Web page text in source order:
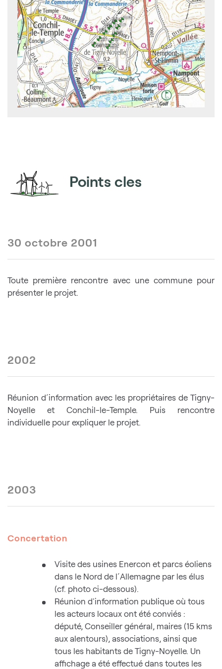
Points cles
30 octobre 2001
Toute première rencontre avec une commune pour
présenter le projet.
2002
Réunion d´information avec les propriétaires de Tigny-
Noyelle et Conchil-le-Temple. Puis rencontre
individuelle pour expliquer le projet.
2003
Concertation
Visite des usines Enercon et parcs éoliens
dans le Nord de l´Allemagne par les élus
(cf. photo ci-dessous).
Réunion d'information publique où tous
les acteurs locaux ont été conviés :
député, Conseiller général, maires (15 kms
aux alentours), associations, ainsi que
tous les habitants de Tigny-Noyelle. Un
affichage a été effectué dans toutes les